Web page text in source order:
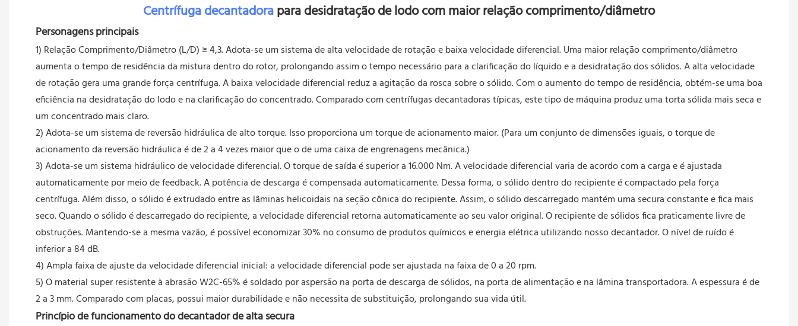
Centrífuga decantadorapara desidratação de lodo com maior relação comprimento/diâmetro
Personagens principais
1) Relação Comprimento/Diâmetro (L/D) ≥ 4,3. Adota-se um sistema de alta velocidade de rotação e baixa velocidade diferencial. Uma maior relação comprimento/diâmetro
aumenta o tempo de residência da mistura dentro do rotor, prolongando assim o tempo necessário para a clarificação do líquido e a desidratação dos sólidos. A alta velocidade
de rotação gera uma grande força centrífuga. A baixa velocidade diferencial reduz a agitação da rosca sobre o sólido. Com o aumento do tempo de residência, obtém-se uma boa
eficiência na desidratação do lodo e na clarificação do concentrado. Comparado com centrífugas decantadoras típicas, este tipo de máquina produz uma torta sólida mais seca e
um concentrado mais claro.
2) Adota-se um sistema de reversão hidráulica de alto torque. Isso proporciona um torque de acionamento maior. (Para um conjunto de dimensões iguais, o torque de
acionamento da reversão hidráulica é de 2 a 4 vezes maior que o de uma caixa de engrenagens mecânica.)
3) Adota-se um sistema hidráulico de velocidade diferencial. O torque de saída é superior a 16.000 Nm. A velocidade diferencial varia de acordo com a carga e é ajustada
automaticamente por meio de feedback. A potência de descarga é compensada automaticamente. Dessa forma, o sólido dentro do recipiente é compactado pela força
centrífuga. Além disso, o sólido é extrudado entre as lâminas helicoidais na seção cônica do recipiente. Assim, o sólido descarregado mantém uma secura constante e fica mais
seco. Quando o sólido é descarregado do recipiente, a velocidade diferencial retorna automaticamente ao seu valor original. O recipiente de sólidos fica praticamente livre de
obstruções. Mantendo-se a mesma vazão, é possível economizar 30% no consumo de produtos químicos e energia elétrica utilizando nosso decantador. O nível de ruído é
inferior a 84 dB.
4) Ampla faixa de ajuste da velocidade diferencial inicial: a velocidade diferencial pode ser ajustada na faixa de 0 a 20 rpm.
5) O material super resistente à abrasão W2C-65% é soldado por aspersão na porta de descarga de sólidos, na porta de alimentação e na lâmina transportadora. A espessura é de
2 a 3 mm. Comparado com placas, possui maior durabilidade e não necessita de substituição, prolongando sua vida útil.
Princípio de funcionamento do decantador de alta secura